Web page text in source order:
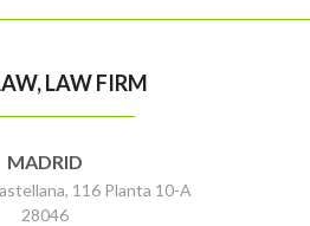
LAW FIRM
MADRID
116 Planta 10-A
28046